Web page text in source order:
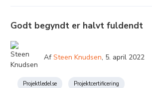
Godt begyndt er halvt fuldendt
AfSteen Knudsen, 5. april 2022
Projektledelse Projektcertificering